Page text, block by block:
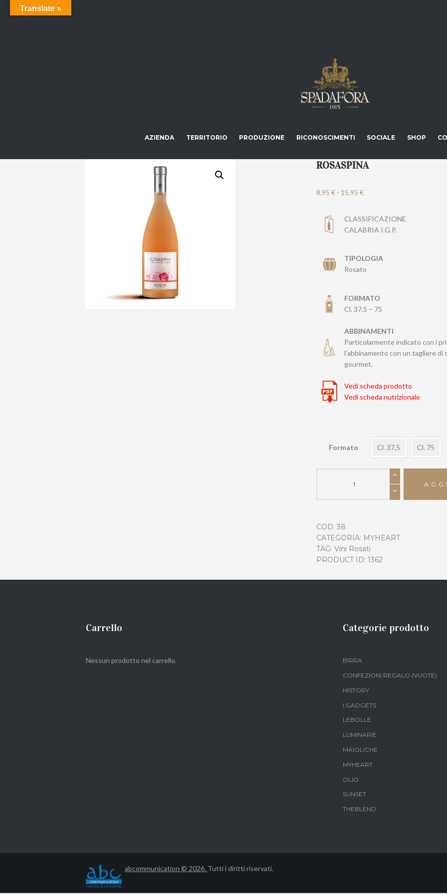
AZIENDA TERRITORIO PRODUZIONE RICONOSCIMENTI SOCIALE SHOP
ROSASPINA
8,95 € - 15,95 €Fascia
15,95 €
CLASSIFICAZIONE
CALABRIA I.G.P.
TIPOLOGIA
Rosato
FORMATO
Cl. 37,5 – 75
ABBINAMENTI
Particolarmente indicato con i
l’abbinamento con un tagliere di
gourmet.
Vedi scheda prodotto
Vedi scheda nutrizionale
Formato Cl. 37,5 Cl. 75
COD: 38
CATEGORIA: MYHEART
TAG: Vini Rosati
PRODUCT ID: 1362
Carrello
Nessun prodotto nel carrello.
Categorie prodotto
BIRRA
CONFEZIONI REGALO (VUOTE)
HISTORY
I GADGETS
LEBOLLE
LUMINARIE
MAIOLICHE
MYHEART
OLIO
SUNSET
THEBLEND
abcommunication © 2026. Tutti i diritti riservati.
Translate »